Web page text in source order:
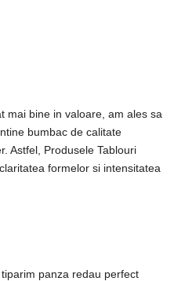
mai bine in valoare, am ales sa
bumbac de calitate
Astfel, Produsele Tablouri
formelor si intensitatea
panza redau perfect